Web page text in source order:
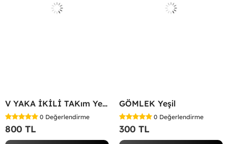
V YAKA İKİLİ TAKım Yeşil
0 Değerlendirme
800 TL
GÖMLEK Yeşil
0 Değerlendirme
300 TL